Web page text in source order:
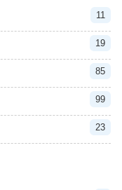
11
19
85
99
23